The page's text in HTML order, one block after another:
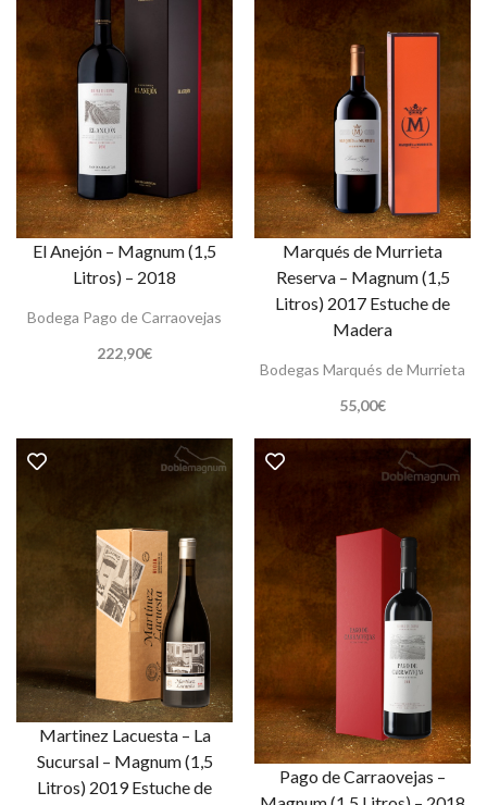
El Anejón – Magnum (1,5
Litros) – 2018
Bodega Pago de Carraovejas
222,90€
Marqués de Murrieta
Reserva – Magnum (1,5
Litros) 2017 Estuche de
Madera
Bodegas Marqués de Murrieta
55,00€
Martinez Lacuesta – La
Sucursal – Magnum (1,5
Litros) 2019 Estuche de
Pago de Carraovejas –